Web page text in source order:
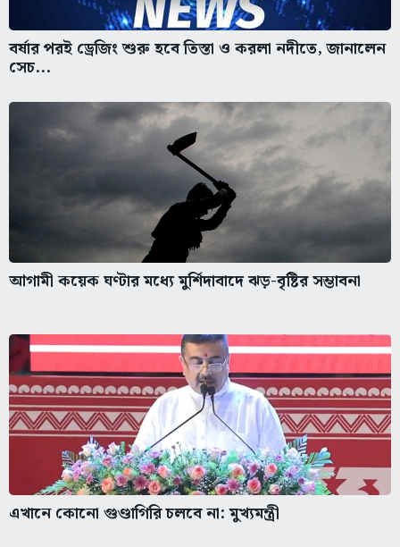
বর্ষার পরই ড্রেজিং শুরু হবে তিস্তা ও করলা নদীতে, জানালেন
সেচ...
আগামী কয়েক ঘণ্টার মধ্যে মুর্শিদাবাদে ঝড়-বৃষ্টির সম্ভাবনা
এখানে কোনো গুণ্ডাগিরি চলবে না: মুখ্যমন্ত্রী